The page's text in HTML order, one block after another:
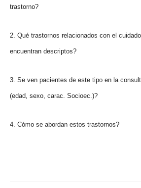
trastorno?
2. Qué trastornos relacionados con el
encuentran descriptos?
3. Se ven pacientes de este tipo en la
(edad, sexo, carac. Socioec.)?
4. Cómo se abordan estos trastornos?